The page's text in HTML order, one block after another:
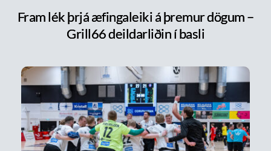
Fram lék þrjá æfingaleiki á þremur dögum –
Grill66 deildarliðin í basli